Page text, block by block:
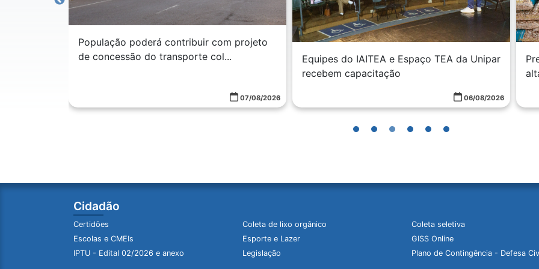
Equipes do IAITEA e Espaço TEA da Unipar
06/08/2026
Preços da cesta básica continuam subindo;
alta em agosto foi de 3,68%
06/08/2026
Cidadão
Certidões Coleta de lixo orgânico Coleta seletiva
Escolas e CMEIs
Esporte e Lazer GISS Online
IPTU - Edital 02/2026 e anexo
Legislação Plano de Contingência - Defesa